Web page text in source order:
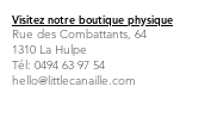
Visitez notre boutique physique
Rue des Combattants, 64
1310 La Hulpe
Tél: 0494 63 97 54
hello@littlecanaille.com